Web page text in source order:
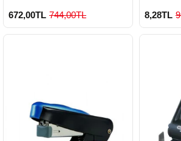
900 TL Üzeri Kargo Ücretsiz
672,00TL 744,00TL 8,28TL